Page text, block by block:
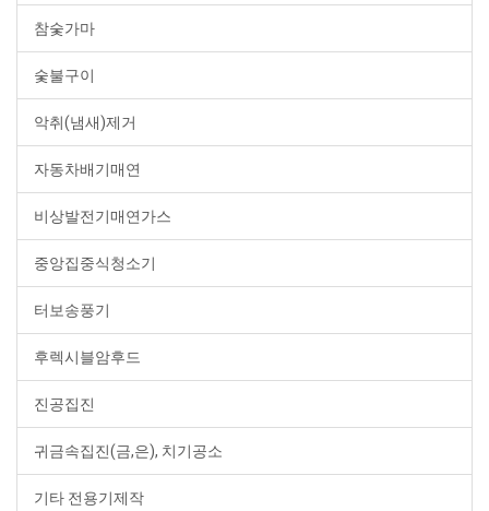
참숯가마
숯불구이
악취(냄새)제거
자동차배기매연
비상발전기매연가스
중앙집중식청소기
터보송풍기
후렉시블암후드
진공집진
귀금속집진(금,은), 치기공소
기타 전용기제작